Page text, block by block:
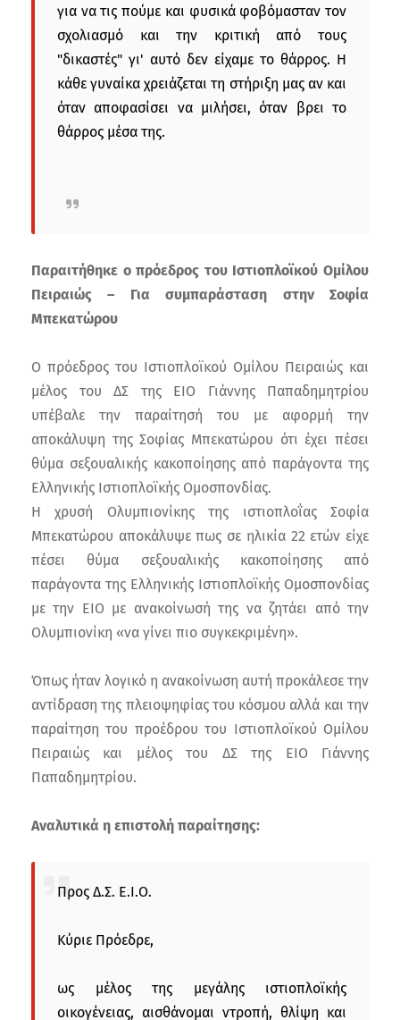
για να τις πούμε και φυσικά φοβόμασταν τον
σχολιασμό και την κριτική από τους
"δικαστές" γι' αυτό δεν είχαμε το θάρρος. Η
κάθε γυναίκα χρειάζεται τη στήριξη μας αν και
όταν αποφασίσει να μιλήσει, όταν βρει το
θάρρος μέσα της.
Παραιτήθηκε ο πρόεδρος του Ιστιοπλοϊκού Ομίλου
Πειραιώς – Για συμπαράσταση στην Σοφία
Μπεκατώρου
Ο πρόεδρος του Ιστιοπλοϊκού Ομίλου Πειραιώς και
μέλος του ΔΣ της ΕΙΟ Γιάννης Παπαδημητρίου
υπέβαλε την παραίτησή του με αφορμή την
αποκάλυψη της Σοφίας Μπεκατώρου ότι έχει πέσει
θύμα σεξουαλικής κακοποίησης από παράγοντα της
Ελληνικής Ιστιοπλοϊκής Ομοσπονδίας.
Η χρυσή Ολυμπιονίκης της ιστιοπλοΐας Σοφία
Μπεκατώρου αποκάλυψε πως σε ηλικία 22 ετών είχε
πέσει θύμα σεξουαλικής κακοποίησης από
παράγοντα της Ελληνικής Ιστιοπλοϊκής Ομοσπονδίας
με την ΕΙΟ με ανακοίνωσή της να ζητάει από την
Ολυμπιονίκη «να γίνει πιο συγκεκριμένη».
Όπως ήταν λογικό η ανακοίνωση αυτή προκάλεσε την
αντίδραση της πλειοψηφίας του κόσμου αλλά και την
παραίτηση του προέδρου του Ιστιοπλοϊκού Ομίλου
Πειραιώς και μέλος του ΔΣ της ΕΙΟ Γιάννης
Παπαδημητρίου.
Αναλυτικά η επιστολή παραίτησης:
Προς Δ.Σ. Ε.Ι.Ο.
Κύριε Πρόεδρε,
ως μέλος της μεγάλης ιστιοπλοϊκής
οικογένειας, αισθάνομαι ντροπή, θλίψη και